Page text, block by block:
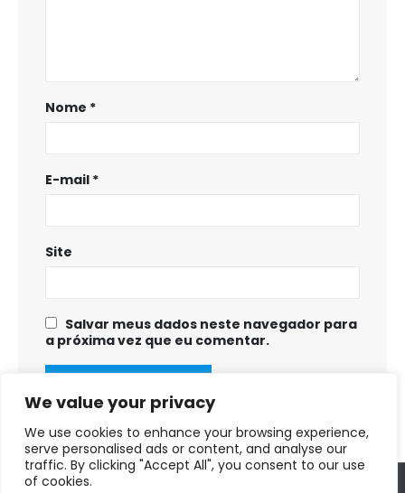
We value your privacy
We use cookies to enhance your browsing experience,
serve personalised ads or content, and analyse our
traffic. By clicking "Accept All", you consent to our use
of cookies.
Nome *
E-mail *
Site
Salvar meus dados neste navegador para
a próxima vez que eu comentar.
Copyright © 2025 - 2028. Prefeitura Municipal de Fortuna de Minas